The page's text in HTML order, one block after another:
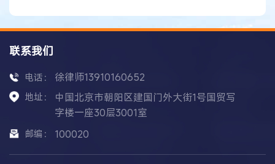
联系我们
电话： 徐律师13910160652
地址：
中国北京市朝阳区建国门外大街1号国贸写
字楼一座30层3001室
邮编： 100020